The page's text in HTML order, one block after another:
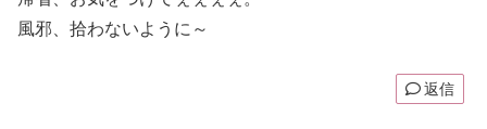
風邪、拾わないように～
返信